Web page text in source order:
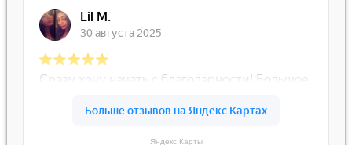
Яндекс Карты